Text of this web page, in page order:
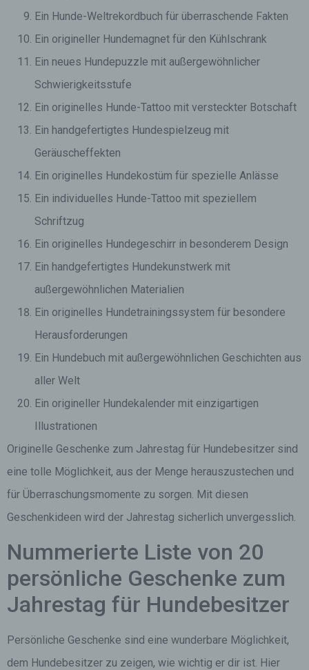
Ein Hunde-Weltrekordbuch für überraschende Fakten
Ein origineller Hundemagnet für den Kühlschrank
Ein neues Hundepuzzle mit außergewöhnlicher
Schwierigkeitsstufe
Ein originelles Hunde-Tattoo mit versteckter Botschaft
Ein handgefertigtes Hundespielzeug mit
Geräuscheffekten
Ein originelles Hundekostüm für spezielle Anlässe
Ein individuelles Hunde-Tattoo mit speziellem
Schriftzug
Ein originelles Hundegeschirr in besonderem Design
Ein handgefertigtes Hundekunstwerk mit
außergewöhnlichen Materialien
Ein originelles Hundetrainingssystem für besondere
Herausforderungen
Ein Hundebuch mit außergewöhnlichen Geschichten aus
aller Welt
Ein origineller Hundekalender mit einzigartigen
Illustrationen
Originelle Geschenke zum Jahrestag für Hundebesitzer sind
eine tolle Möglichkeit, aus der Menge herauszustechen und
für Überraschungsmomente zu sorgen. Mit diesen
Geschenkideen wird der Jahrestag sicherlich unvergesslich.
Nummerierte Liste von 20
persönliche Geschenke zum
Jahrestag für Hundebesitzer
Persönliche Geschenke sind eine wunderbare Möglichkeit,
dem Hundebesitzer zu zeigen, wie wichtig er dir ist. Hier